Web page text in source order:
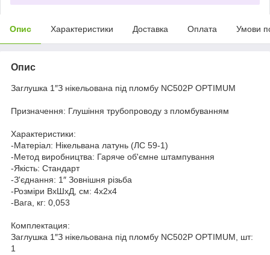
Опис Характеристики Доставка Оплата Умови
Опис
Заглушка 1″З нікельована під пломбу NC502P OPTIMUM
Призначення: Глушіння трубопроводу з пломбуванням
Характеристики:
-Матеріал: Нікельвана латунь (ЛС 59-1)
-Метод виробництва: Гаряче об'ємне штампування
-Якість: Cтандарт
-З'єднання: 1″ Зовнішня різьба
-Розміри ВхШхД, см: 4х2х4
-Вага, кг: 0,053
Комплектация:
Заглушка 1″З нікельована під пломбу NC502P OPTIMUM, шт:
1